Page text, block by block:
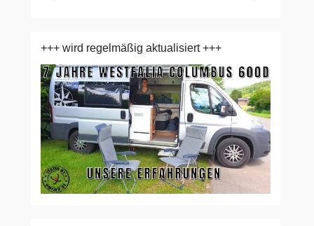
+++ wird regelmäßig aktualisiert +++